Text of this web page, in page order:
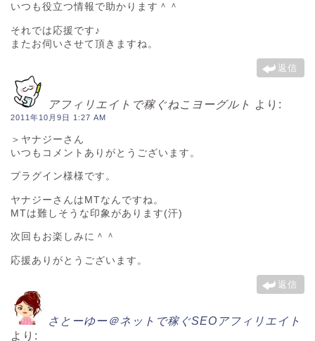
いつも役立つ情報で助かります＾＾
それでは応援です♪
またお伺いさせて頂きますね。
返信
アフィリエイトで稼ぐねこヨーグルト より:
2011年10月9日 1:27 AM
＞ヤナジーさん
いつもコメントありがとうございます。
プラグイン様様です。
ヤナジーさんはMTなんですね。
MTは難しそうな印象があります(汗)
次回もお楽しみに＾＾
応援ありがとうございます。
返信
さとーゆー＠ネットで稼ぐSEOアフィリエイト
より: